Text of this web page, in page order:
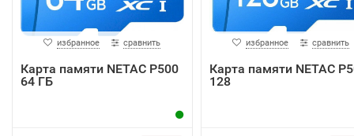
избранное сравнить
Карта памяти NETAC P500
64 ГБ
избранное сравнить
Карта памяти NETAC
128